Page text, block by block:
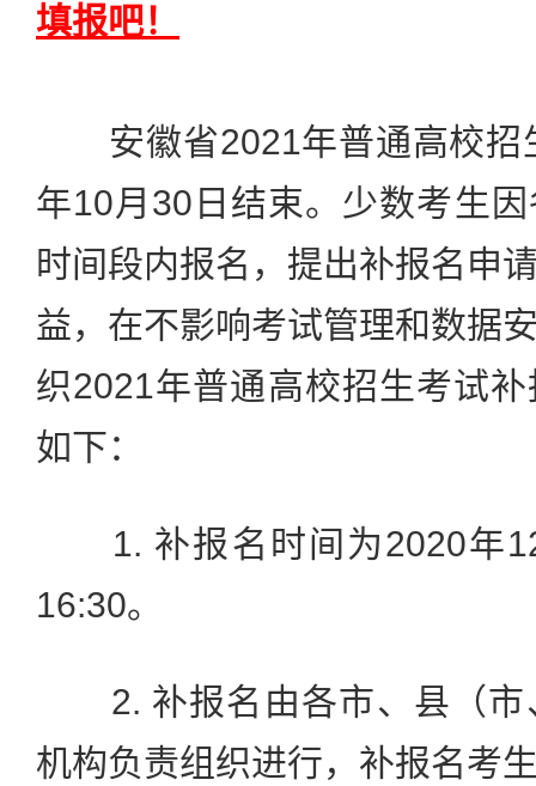
填报吧！
安徽省2021年普通高校招
年10月30日结束。少数考生
时间段内报名，提出补报名申
益，在不影响考试管理和数据
织2021年普通高校招生考试
如下：
1. 补报名时间为2020年
16:30。
2. 补报名由各市、县（市
机构负责组织进行，补报名考